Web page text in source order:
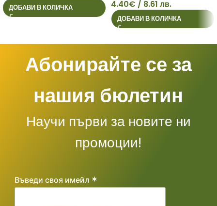
19
ДОБАВИ В КОЛИЧКА 4
ефервесцентни таблетки х
10
4.40€ / 8.61 лв.
ДОБАВИ В КОЛИЧКА
Абонирайте се за
нашия бюлетин
Научи първи за новите ни
промоции!
Въведи своя имейл *